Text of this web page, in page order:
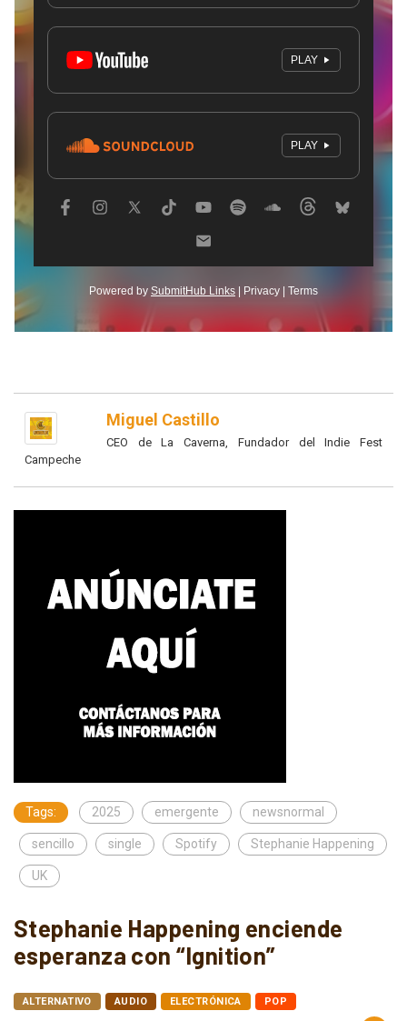
Miguel Castillo
CEO de La Caverna, Fundador del Indie Fest
Campeche
Tags: 2025 emergente newsnormal
sencillo single Spotify Stephanie Happening
UK
Stephanie Happening enciende
esperanza con “Ignition”
ALTERNATIVO AUDIO ELECTRÓNICA POP